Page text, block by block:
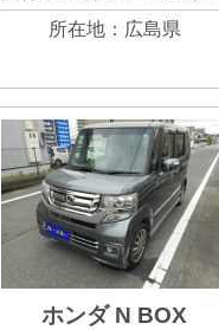
ニングが出来て快
です。 まだまだ走
ると思うのでお願
します。
所在地：広島県
ホンダ N BOX